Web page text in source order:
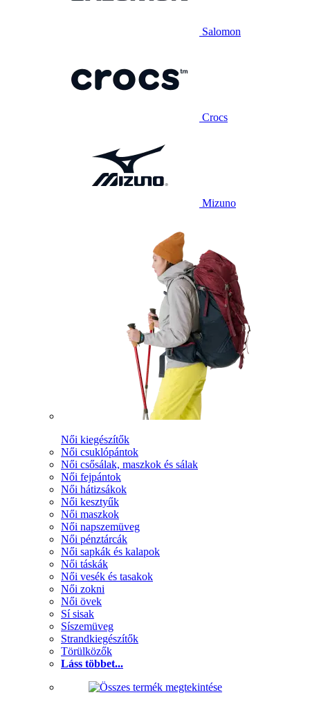
Salomon
Crocs
Mizuno
Női kiegészítők
Női csuklópántok
Női csősálak, maszkok és sálak
Női fejpántok
Női hátizsákok
Női kesztyűk
Női maszkok
Női napszemüveg
Női pénztárcák
Női sapkák és kalapok
Női táskák
Női vesék és tasakok
Női zokni
Női övek
Sí sisak
Síszemüveg
Strandkiegészítők
Törülközők
Láss többet...